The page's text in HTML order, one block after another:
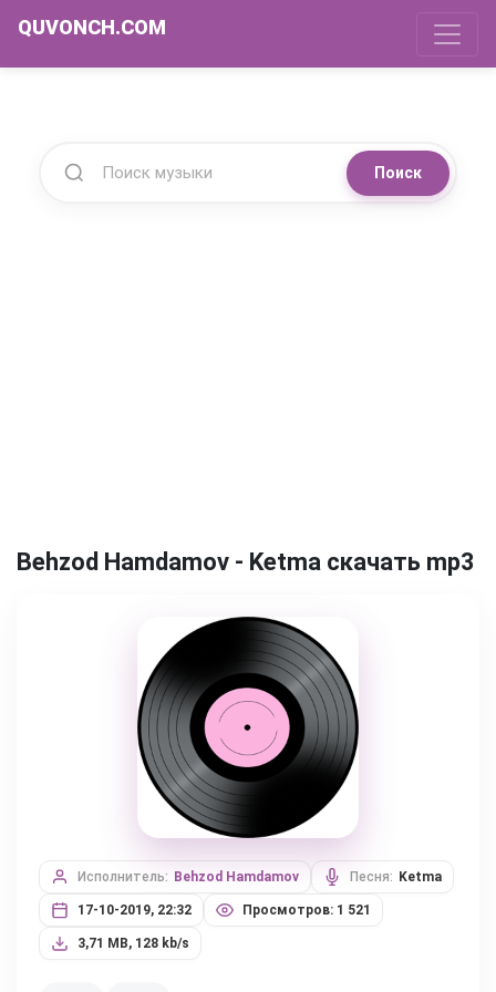
QUVONCH.COM
Поиск
Behzod Hamdamov - Ketma скачать mp3
Исполнитель: Behzod Hamdamov Песня: Ketma
17-10-2019, 22:32 Просмотров: 1 521
3,71 MB, 128 kb/s